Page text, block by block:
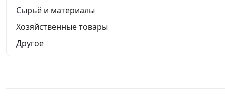
Сырьё и материалы
Хозяйственные товары
Другое